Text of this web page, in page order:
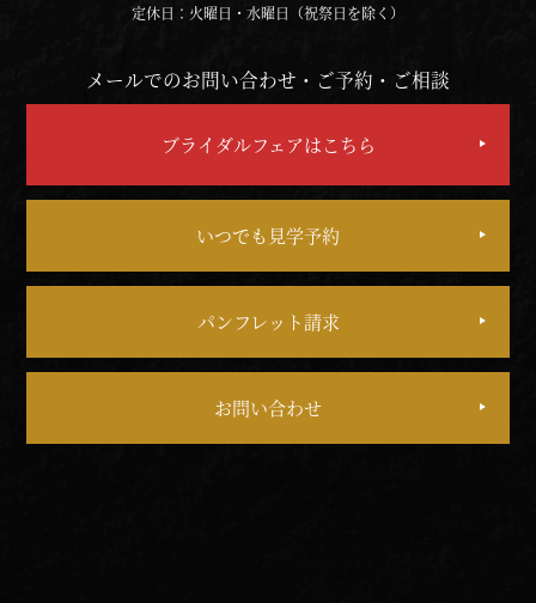
定休日：火曜日・水曜日（祝祭日を除く）
メールでのお問い合わせ・ご予約・ご相談
ブライダルフェアはこちら
いつでも見学予約
パンフレット請求
お問い合わせ